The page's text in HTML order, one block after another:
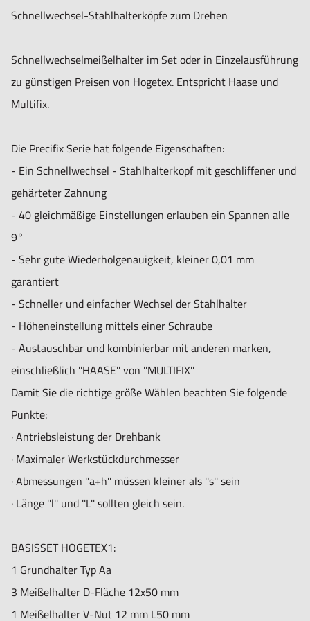
3 Meißelhalter D-Fläche 25x100 mm
Bestell-Nr. 3K14.9.12
BASISSET HOGETEX4:
3 Meißelhalter D-Fläche 25x120 mm
1 Meißelhalter V-Nut 30 mm L130 mm
Bestell-Nr. 3K14.9.13
BASISSET HOGETEX5:
1 Grundhalter Typ C
3 Meißelhalter D-Fläche 32x150 mm
1 Meißelhalter V-Nut 40 mm L160 mm
Bestell-Nr. 3K14.9.14
BASISSET HOGETEX6:
1 Grundhalter Typ D1
3 Meißelhalter D-Fläche 40x180 mm
1 Meißelhalter V-Nut 63 mm L180 mm
Bestell-Nr. 3K14.9.15
Schnellwechsel-Stahlhalterköpfe zum Drehen
Schnellwechselmeißelhalter im Set oder in Einzelausführung
zu günstigen Preisen von Hogetex. Entspricht Haase und
Multifix.
Die Precifix Serie hat folgende Eigenschaften:
- Ein Schnellwechsel - Stahlhalterkopf mit geschliffener und
gehärteter Zahnung
- 40 gleichmäßige Einstellungen erlauben ein Spannen alle
9°
- Sehr gute Wiederholgenauigkeit, kleiner 0,01 mm
garantiert
- Schneller und einfacher Wechsel der Stahlhalter
- Höheneinstellung mittels einer Schraube
- Austauschbar und kombinierbar mit anderen marken,
einschließlich ''HAASE'' von ''MULTIFIX''
Damit Sie die richtige größe Wählen beachten Sie folgende
Punkte:
· Antriebsleistung der Drehbank
· Maximaler Werkstückdurchmesser
· Abmessungen ''a+h'' müssen kleiner als ''s'' sein
· Länge ''l'' und ''L'' sollten gleich sein.
BASISSET HOGETEX1:
1 Grundhalter Typ Aa
3 Meißelhalter D-Fläche 12x50 mm
1 Meißelhalter V-Nut 12 mm L50 mm